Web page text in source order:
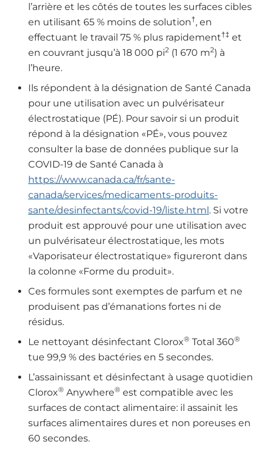
l’arrière et les côtés de toutes les surfaces cibles
en utilisant 65 % moins de solution†, en
effectuant le travail 75 % plus rapidement†‡ et
en couvrant jusqu’à 18 000 pi2 (1 670 m2) à
l’heure.
Ils répondent à la désignation de Santé Canada
pour une utilisation avec un pulvérisateur
électrostatique (PÉ). Pour savoir si un produit
répond à la désignation «PÉ», vous pouvez
consulter la base de données publique sur la
COVID-19 de Santé Canada à
https://www.canada.ca/fr/sante-
canada/services/medicaments-produits-
sante/desinfectants/covid-19/liste.html. Si votre
produit est approuvé pour une utilisation avec
un pulvérisateur électrostatique, les mots
«Vaporisateur électrostatique» figureront dans
la colonne «Forme du produit».
Ces formules sont exemptes de parfum et ne
produisent pas d’émanations fortes ni de
résidus.
Le nettoyant désinfectant Clorox® Total 360®
tue 99,9 % des bactéries en 5 secondes.
L’assainissant et désinfectant à usage quotidien
Clorox® Anywhere® est compatible avec les
surfaces de contact alimentaire: il assainit les
surfaces alimentaires dures et non poreuses en
60 secondes.